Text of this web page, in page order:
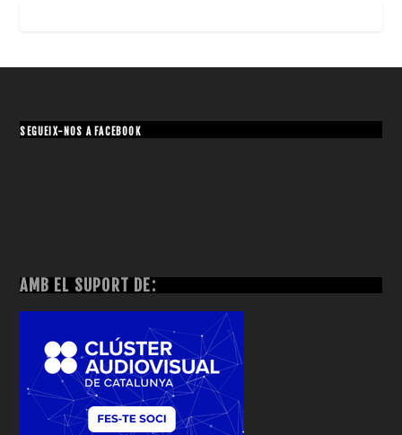
SEGUEIX-NOS A FACEBOOK
AMB EL SUPORT DE: